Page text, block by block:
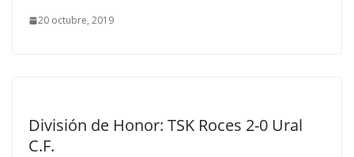
20 octubre, 2019
División de Honor: TSK Roces 2-0 Ural
C.F.